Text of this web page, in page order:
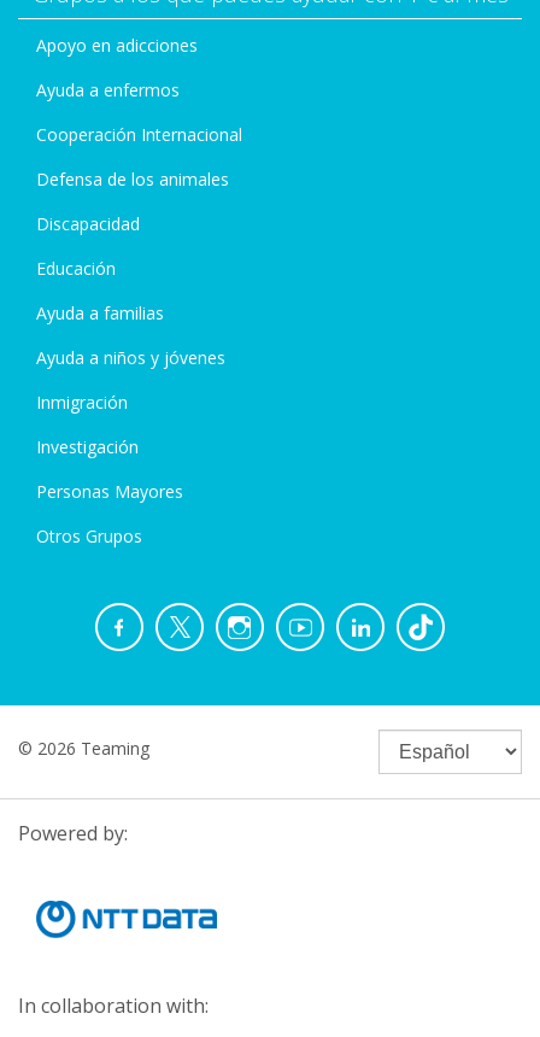
Apoyo en adicciones
Ayuda a enfermos
Cooperación Internacional
Defensa de los animales
Discapacidad
Educación
Ayuda a familias
Ayuda a niños y jóvenes
Inmigración
Investigación
Personas Mayores
Otros Grupos
© 2026 Teaming
Powered by:
In collaboration with: